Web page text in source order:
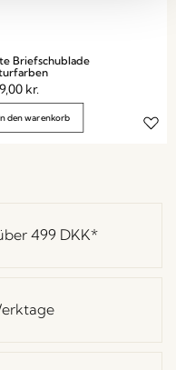
Briefschublade
kr.
den warenkorb
499 DKK*